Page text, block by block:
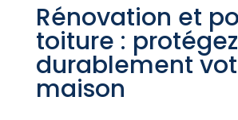
Rénovation et
toiture : protégez
durablement
maison